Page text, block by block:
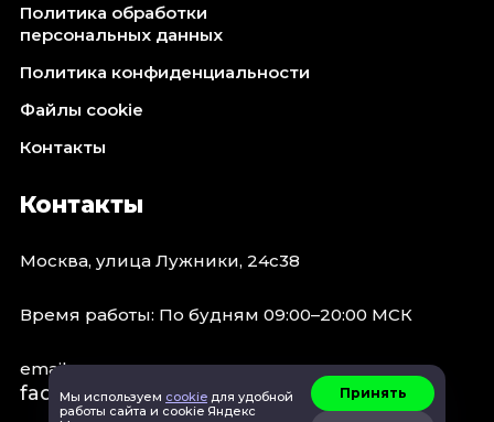
Политика обработки
персональных данных
Политика конфиденциальности
Файлы cookie
Контакты
Контакты
Москва, улица Лужники, 24с38
Время работы: По будням 09:00–20:00 МСК
email:
faq@spb.events
Мы используем cookie для удобной
работы сайта и cookie Яндекс
Принять